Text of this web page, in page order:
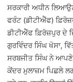
ਸਰਕਾਰੀ ਅਧੀਨ
ਫਰੰਟ (ਡੀਟੀਐੱਫ)
ਡੀਟੀਐੱਫ ਫ਼ਿਰੋਜ਼ਪੁਰ ਦੇ
ਗੁਰਵਿੰਦਰ ਸਿੰਘ ਖੋਸਾ,
ਸਰਬਜੀਤ ਸਿੰਘ ਨੇ ਆਪਣੇ
ਕੇਂਦਰ ਮੁਲਾਜ਼ਮ ਪਿਛਲੇ